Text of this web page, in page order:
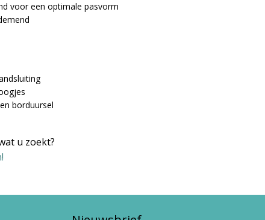
voor een optimale pasvorm
borduursel
u zoekt?